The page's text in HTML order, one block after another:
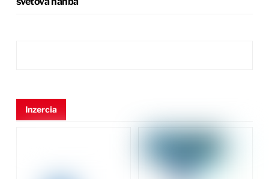
Inzercia